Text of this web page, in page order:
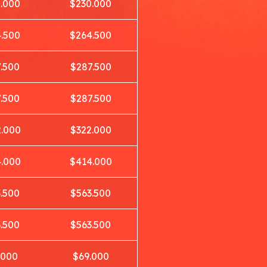
$230.000
$264.500
$287.500
$287.500
$322.000
$414.000
$563.500
$563.500
$69.000